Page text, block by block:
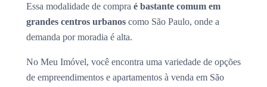
Essa modalidade de compra é bastante comum em
grandes centros urbanos como São Paulo, onde a
demanda por moradia é alta.
No Meu Imóvel, você encontra uma variedade de opções
de empreendimentos e apartamentos à venda em São